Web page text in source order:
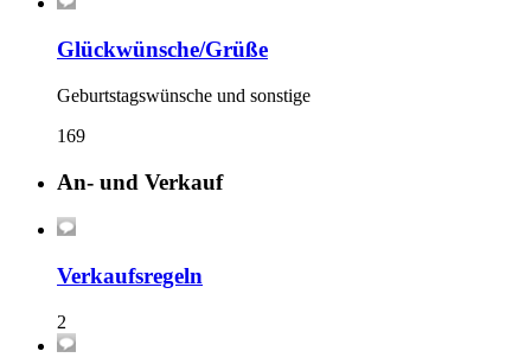
Glückwünsche/Grüße
Geburtstagswünsche und sonstige
169
An- und Verkauf
Verkaufsregeln
2